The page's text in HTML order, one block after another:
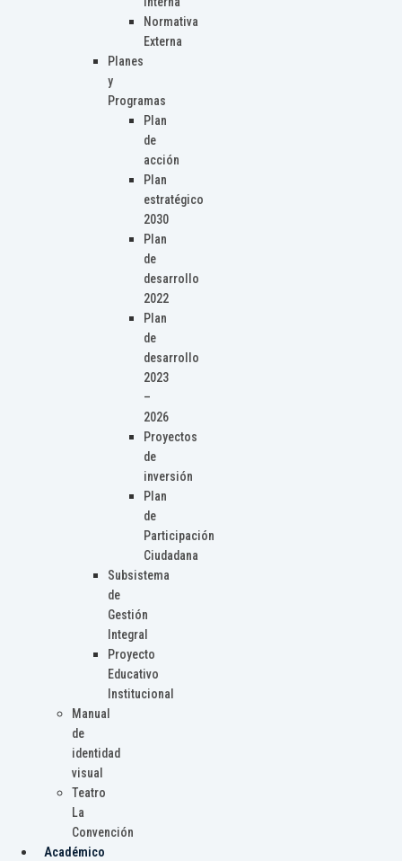
Normativa
Externa
Planes
y
Programas
Plan
de
acción
Plan
estratégico
2030
Plan
de
desarrollo
2022
Plan
de
desarrollo
2023
–
2026
Proyectos
de
inversión
Plan
de
Participación
Ciudadana
Subsistema
de
Gestión
Integral
Proyecto
Educativo
Institucional
Manual
de
identidad
visual
Teatro
La
Convención
Académico